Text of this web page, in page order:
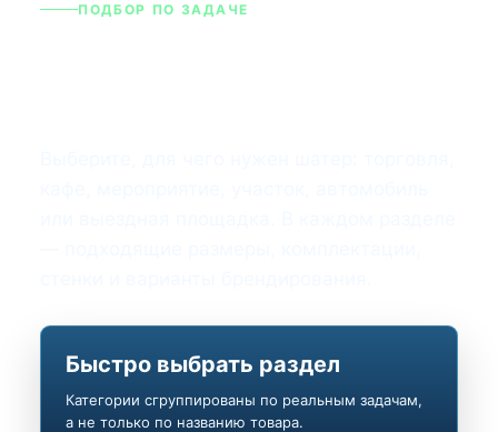
ПОДБОР ПО ЗАДАЧЕ
Быстро выбрать раздел
Категории сгруппированы по реальным задачам,
а не только по названию товара.